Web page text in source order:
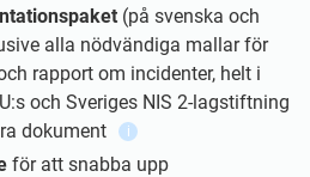
(på svenska och
alla nödvändiga mallar för
rapport om incidenter, helt i
och Sveriges NIS 2-lagstiftning
dokument
i
för att snabba upp